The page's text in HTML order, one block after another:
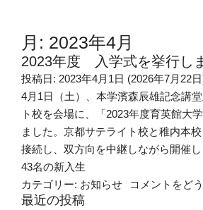
月: 2023年4月
2023年度 入学式を挙行し
投稿日: 2023年4月1日 (2026年7月22
4月1日（土）、本学濱森辰雄記念講
ト校を会場に、「2023年度育英館大
ました。京都サテライト校と稚内本
接続し、双方向を中継しながら開催
43名の新入生
カテゴリー: お知らせ コメントをど
最近の投稿